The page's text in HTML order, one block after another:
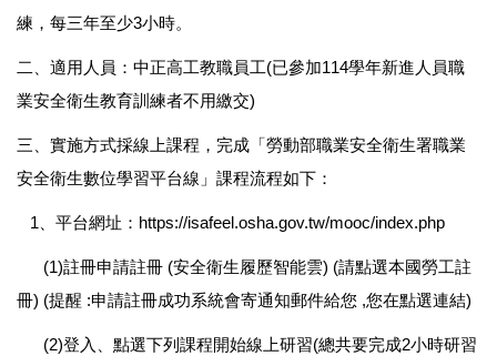
練，每三年至少3小時。
二、適用人員：中正高工教職員工(已參加114學年新進人員職
業安全衛生教育訓練者不用繳交)
三、實施方式採線上課程，完成「勞動部職業安全衛生署職業
安全衛生數位學習平台線」課程流程如下：
1、平台網址： https://isafeel.osha.gov.tw/mooc/index.php
(1)註冊申請註冊 (安全衛生履歷智能雲) (請點選本國勞工註
冊) (提醒 :申請註冊成功系統會寄通知郵件給您 ,您在點選連結)
(2)登入、點選下列課程開始線上研習(總共要完成2小時研習